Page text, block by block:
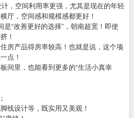
，空间利用率更强，尤其是现在的年轻
厅，空间感和规模感都更好！
“改善更好的选择”，朝南超宽！即使
！
房产品得房率较高！也就是说，这个项
点！
间里，也能看到更多的“生活小真幸
线设计等，既实用又美观！